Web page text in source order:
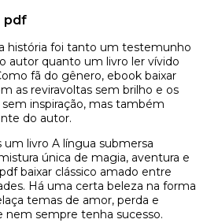
pdf
história foi tanto um testemunho
autor quanto um livro ler vívido
fã do gênero, ebook baixar
as reviravoltas sem brilho e os
inspiração, mas também
do autor.
um livro A língua submersa
única de magia, aventura e
baixar clássico amado entre
Há uma certa beleza na forma
temas de amor, perda e
nem sempre tenha sucesso.